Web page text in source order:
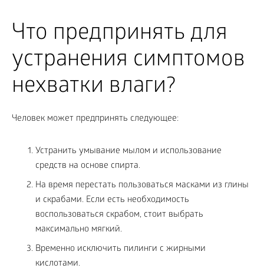
Что предпринять для
устранения симптомов
нехватки влаги?
Человек может предпринять следующее:
Устранить умывание мылом и использование
средств на основе спирта.
На время перестать пользоваться масками из глины
и скрабами. Если есть необходимость
воспользоваться скрабом, стоит выбрать
максимально мягкий.
Временно исключить пилинги с жирными
кислотами.